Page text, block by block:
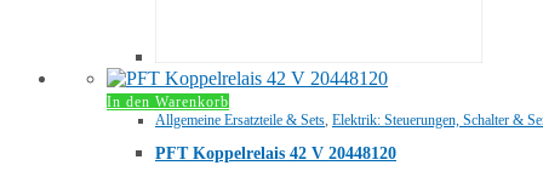
In den Warenkorb
Allgemeine Ersatzteile & Sets, Elektrik: Steuerungen, Schalter &
PFT Koppelrelais 42 V 20448120